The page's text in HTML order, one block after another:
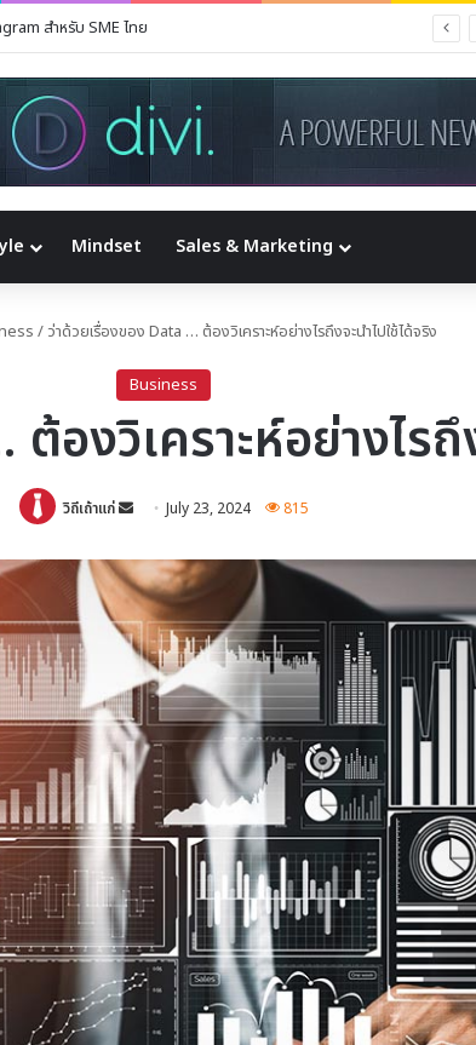
น
Mindset Sales & Marketing
/ ว่าด้วยเรื่องของ Data … ต้องวิเคราะห์อย่างไรถึงจะนำไปใช้ได้จริง
Business
งวิเคราะห์อย่างไรถึ
วิถีเถ้าแก่
Send
email
July 23, 2024 815